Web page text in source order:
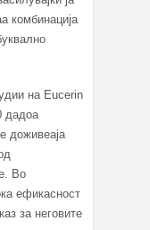
комбинација
на Eucerin
дадоа
доживеаја
Во
ефикасност
за неговите